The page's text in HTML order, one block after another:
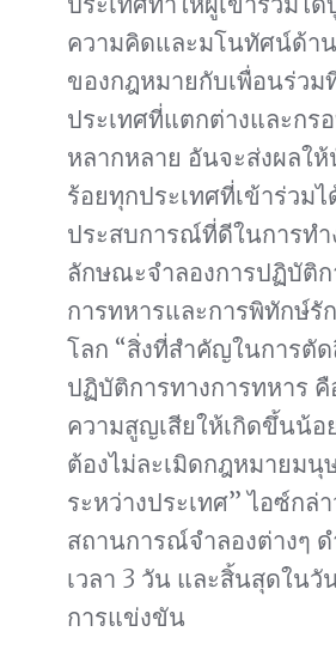
ความคิดและมโนทัศน์ด้า
ของกฎหมายกับเพื่อนร่วม
ประเทศที่แตกต่างและกร
หลากหลาย อันจะส่งผลให้
ร้อยทุกประเทศที่เข้าร่วมไ
ประสบการณ์ที่ดีในการทำ
ลักษณะจำลองการปฏิบัติ
การทหารและการพิทักษ์รั
โลก “สิ่งที่สำคัญในการตั
ปฏิบัติการทางการทหาร คื
ความสูญเสียให้เกิดขึ้นน้อ
ต้องไม่ละเมิดกฎหมายมนุ
ระหว่างประเทศ” ไอซ์กล่
สถานการณ์จำลองต่างๆ ด
เวลา 3 วัน และสิ้นสุดในวั
การแข่งขัน